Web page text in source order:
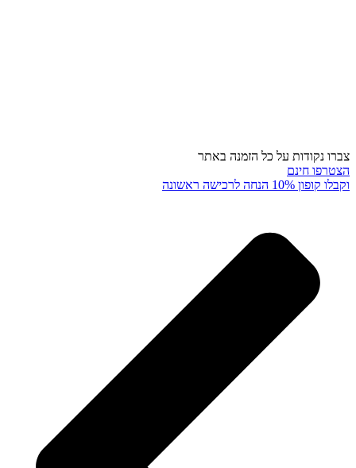
צברו נקודות על כל הזמנה באתר
הצטרפו חינם
וקבלו קופון 10% הנחה לרכישה ראשונה